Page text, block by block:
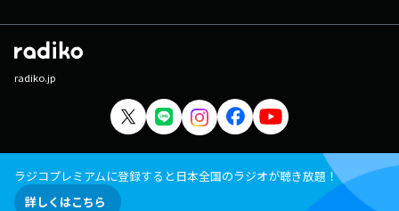
radiko.jp
ラジコプレミアムに登録すると日本全国のラジオが聴き放題！
詳しくはこちら